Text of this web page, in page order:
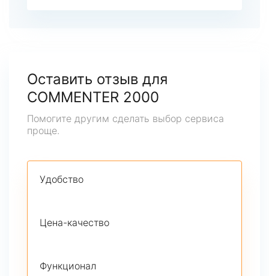
Оставить отзыв для
COMMENTER 2000
Помогите другим сделать выбор сервиса
проще.
Удобство
Цена-качество
Функционал